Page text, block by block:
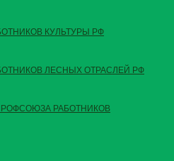
КУЛЬТУРЫ РФ
ЛЕСНЫХ ОТРАСЛЕЙ РФ
РАБОТНИКОВ